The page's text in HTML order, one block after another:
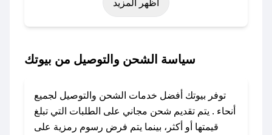
اليوم الوطني، يوم التأسيس، أو حتى عروض خاصة
باستخدام تطبيق صحصح، يمكنك العثور بسهولة على
تواصل معنا عبر تويتر أو البريد الإلكتروني لإضافته
بسرعة.
سياسة الشحن والتوصيل من بيوتك
توفر بيوتك أفضل خدمات الشحن والتوصيل لجميع
أنحاء . يتم تقديم شحن مجاني على الطلبات التي تبلغ
قيمتها أو أكثر، بينما يتم فرض رسوم رمزية على